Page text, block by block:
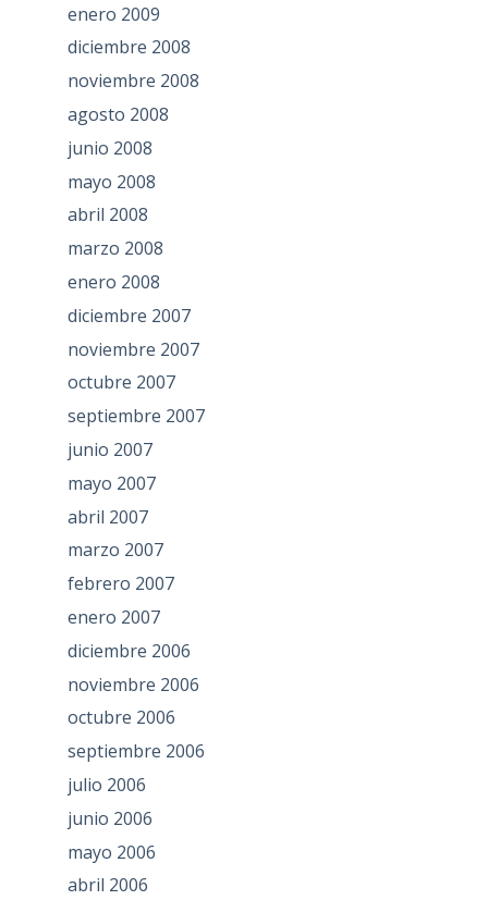
enero 2009
diciembre 2008
noviembre 2008
agosto 2008
junio 2008
mayo 2008
abril 2008
marzo 2008
enero 2008
diciembre 2007
noviembre 2007
octubre 2007
septiembre 2007
junio 2007
mayo 2007
abril 2007
marzo 2007
febrero 2007
enero 2007
diciembre 2006
noviembre 2006
octubre 2006
septiembre 2006
julio 2006
junio 2006
mayo 2006
abril 2006